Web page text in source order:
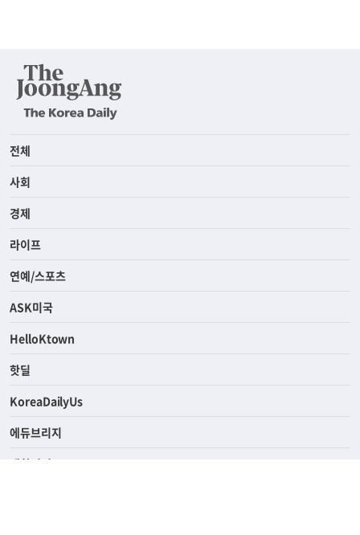
전체
사회
경제
라이프
연예/스포츠
ASK미국
HelloKtown
핫딜
KoreaDailyUs